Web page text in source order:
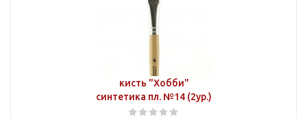
кисть "Хобби"
синтетика пл. №14 (2ур.)